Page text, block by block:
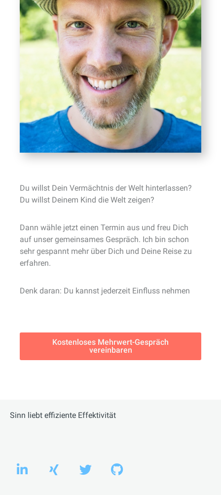
Du willst Dein Vermächtnis der Welt hinterlassen?
Du willst Deinem Kind die Welt zeigen?
Dann wähle jetzt einen Termin aus und freu Dich
auf unser gemeinsames Gespräch. Ich bin schon
sehr gespannt mehr über Dich und Deine Reise zu
erfahren.
Denk daran: Du kannst jederzeit Einfluss nehmen
Kostenloses Mehrwert-Gespräch
vereinbaren
Sinn liebt effiziente Effektivität
i
X
i
T
w
G
i